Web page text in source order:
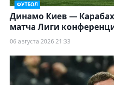
ФУТБОЛ
Динамо Киев —
матча Лиги
06 августа 2026 21:33